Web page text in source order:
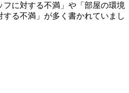
に対する不満」や「部屋の環境
る不満」が多く書かれていまし